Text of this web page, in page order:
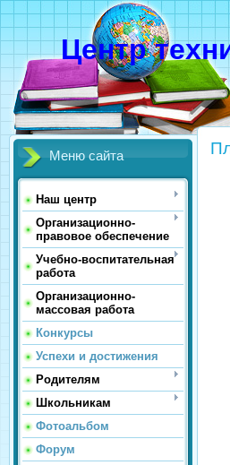
Центр
Меню сайта
Наш центр
Организационно-
правовое обеспечение
Учебно-воспитательная
работа
Организационно-
массовая работа
Конкурсы
Успехи и достижения
Родителям
Школьникам
Фотоальбом
Форум